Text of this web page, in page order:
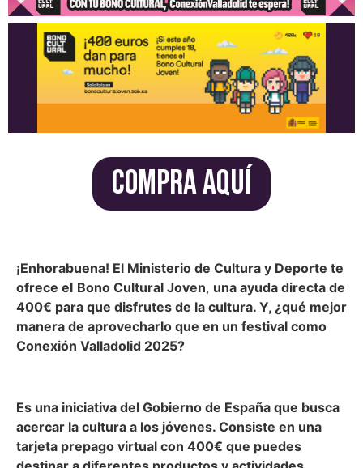
COMPRA AQUÍ
¡Enhorabuena! El Ministerio de Cultura y Deporte te
ofrece el Bono Cultural Joven, una ayuda directa de
400€ para que disfrutes de la cultura. Y, ¿qué mejor
manera de aprovecharlo que en un festival como
Conexión Valladolid 2025?
Es una iniciativa del Gobierno de España que busca
acercar la cultura a los jóvenes. Consiste en una
tarjeta prepago virtual con 400€ que puedes